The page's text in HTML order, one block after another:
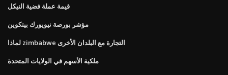
قيمة عملة فضية النيكل
مؤشر بورصة نيويورك بيتكوين
لماذا zimbabwe التجارة مع البلدان الأخرى
ملكية الأسهم في الولايات المتحدة